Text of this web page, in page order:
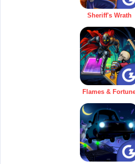
Sheriff's Wrath
Flames &